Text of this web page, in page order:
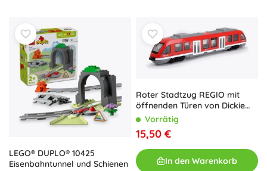
LEGO® DUPLO® 10425
Eisenbahntunnel und Schienen
Roter Stadtzug REGIO mit
öffnenden Türen von Dickie
ToysVorrätig
15,50 €
In den Warenkorb